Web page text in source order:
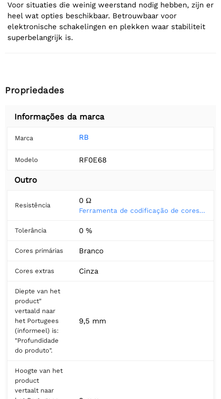
Voor situaties die weinig weerstand nodig hebben, zijn er
heel wat opties beschikbaar. Betrouwbaar voor
elektronische schakelingen en plekken waar stabiliteit
superbelangrijk is.
Propriedades
Informações da marca
Marca RB
Modelo RF0E68
Outro
Resistência
0 Ω
Ferramenta de codificação de cores do resistor
Tolerância 0 %
Cores primárias Branco
Cores extras Cinza
Diepte van het
product"
vertaald naar
het Portugees
(informeel) is:
"Profundidade
do produto".
9,5 mm
Hoogte van het
product
vertaalt naar